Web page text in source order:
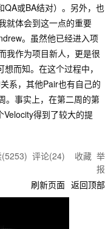
QA或BA结对）。另外，也
就体会到这一点的重要
。虽然他已经进入项
我作为项目新人，更是很
而知。在这个过程中，
系，其他Pair也有自己的
。事实上，在第二周的第
得到了较大的提
5253) 评论(24) 收藏 举
报
刷新页面 返回顶部